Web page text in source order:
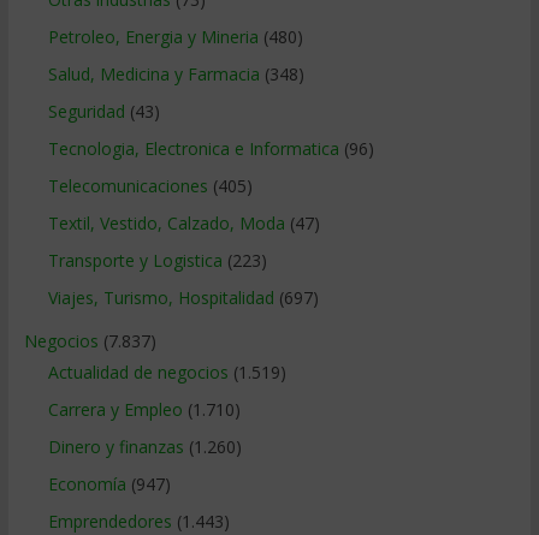
Petroleo, Energia y Mineria (480)
Salud, Medicina y Farmacia (348)
Seguridad (43)
Tecnologia, Electronica e Informatica (96)
Telecomunicaciones (405)
Textil, Vestido, Calzado, Moda (47)
Transporte y Logistica (223)
Viajes, Turismo, Hospitalidad (697)
Negocios (7.837)
Actualidad de negocios (1.519)
Carrera y Empleo (1.710)
Dinero y finanzas (1.260)
Economía (947)
Emprendedores (1.443)